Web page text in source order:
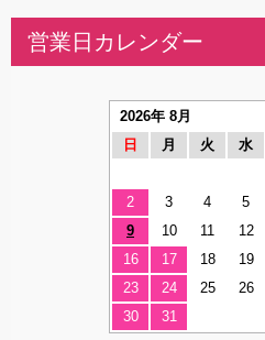
営業日カレンダー
2026年 8月
日
月 火 水
2
3 4 5
9
10 11 12
16
17 18 19
23
24 25 26
30
31